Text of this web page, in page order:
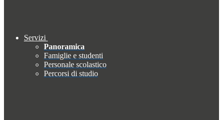
Servizi
Panoramica
Famiglie e studenti
Personale scolastico
Percorsi di studio